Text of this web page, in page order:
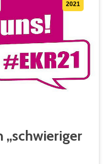
2021
„schwieriger